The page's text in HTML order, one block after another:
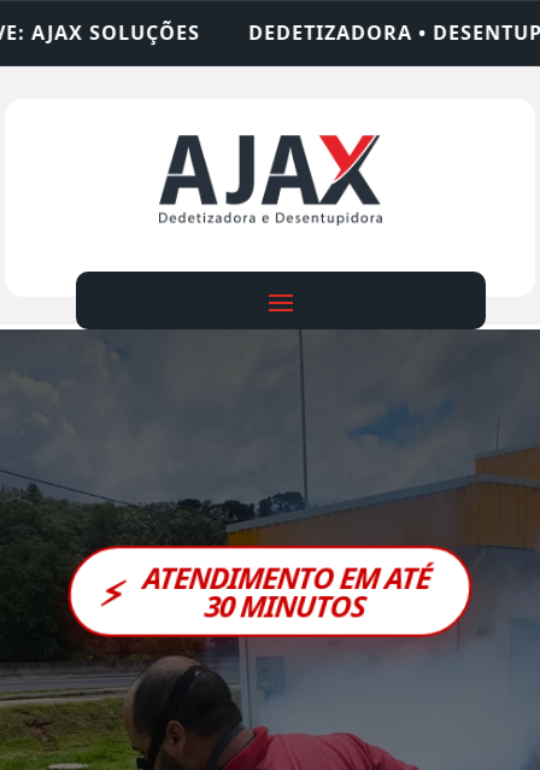
• DESENTUPIDORA • LIMPEZA DE
⚡ ATENDIMENTO EM ATÉ
30 MINUTOS